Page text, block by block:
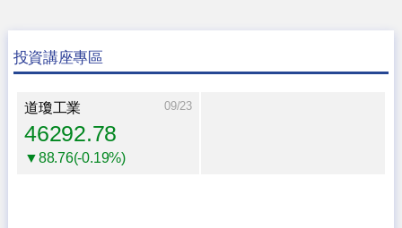
投資講座專區
道瓊工業 09/23
46292.78
▼88.76(-0.19%)